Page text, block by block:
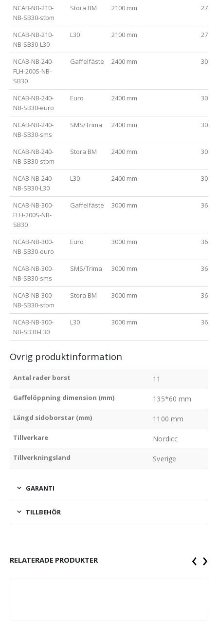
NCAB-NB-210-
NB-SB30-stbm
Stora BM 2100 mm 2700
NCAB-NB-210-
NB-SB30-L30
L30 2100 mm 2700
NCAB-NB-240-
FLH-200S-NB-
SB30
Gaffelfäste 2400 mm 3000
NCAB-NB-240-
NB-SB30-euro
Euro 2400 mm 3000
NCAB-NB-240-
NB-SB30-sms
SMS/Trima 2400 mm 3000
NCAB-NB-240-
NB-SB30-stbm
Stora BM 2400 mm 3000
NCAB-NB-240-
NB-SB30-L30
L30 2400 mm 3000
NCAB-NB-300-
FLH-200S-NB-
SB30
Gaffelfäste 3000 mm 3600
NCAB-NB-300-
NB-SB30-euro
Euro 3000 mm 3600
NCAB-NB-300-
NB-SB30-sms
SMS/Trima 3000 mm 3600
NCAB-NB-300-
NB-SB30-stbm
Stora BM 3000 mm 3600
NCAB-NB-300-
NB-SB30-L30
L30 3000 mm 3600
Övrig produktinformation
Antal rader borst 11
Gaffelöppning dimension (mm) 135*60 mm
Längd sidoborstar (mm) 1100 mm
Tillverkare Nordicc
Tillverkningsland Sverige
GARANTI
TILLBEHÖR
RELATERADE PRODUKTER ‹ ›